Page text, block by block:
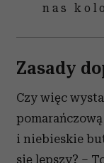
nas
Zasady
Czy więc
i niebieskie
się lepszy? –